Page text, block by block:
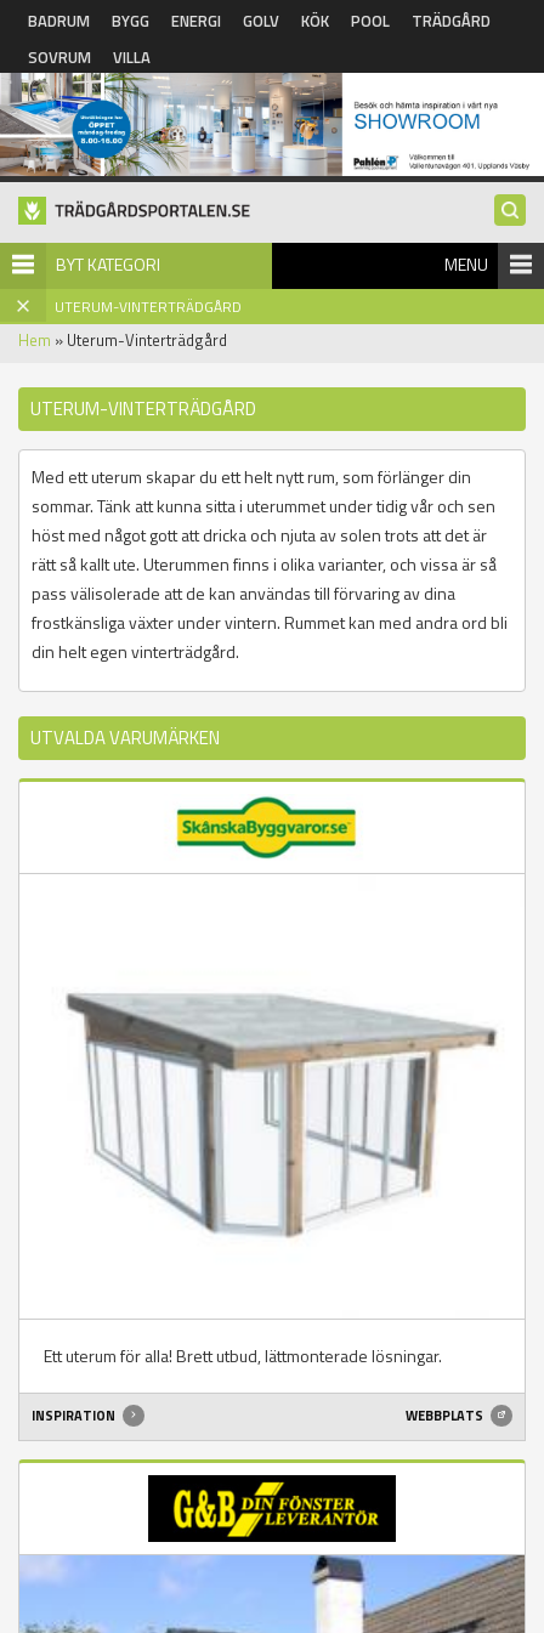
Hoppa till huvudinnehåll
BADRUM BYGG ENERGI GOLV KÖK POOL
TRÄDGÅRD
SOVRUM
VILLA
BYT KATEGORI MENU
UTERUM-VINTERTRÄDGÅRD
Hem » Uterum-Vinterträdgård
UTERUM-VINTERTRÄDGÅRD
Med ett uterum skapar du ett helt nytt rum, som förlänger din
sommar. Tänk att kunna sitta i uterummet under tidig vår och sen
höst med något gott att dricka och njuta av solen trots att det är
rätt så kallt ute. Uterummen finns i olika varianter, och vissa är så
pass välisolerade att de kan användas till förvaring av dina
frostkänsliga växter under vintern. Rummet kan med andra ord bli
din helt egen vinterträdgård.
UTVALDA VARUMÄRKEN
Ett uterum för alla! Brett utbud, lättmonterade lösningar.
INSPIRATION WEBBPLATS